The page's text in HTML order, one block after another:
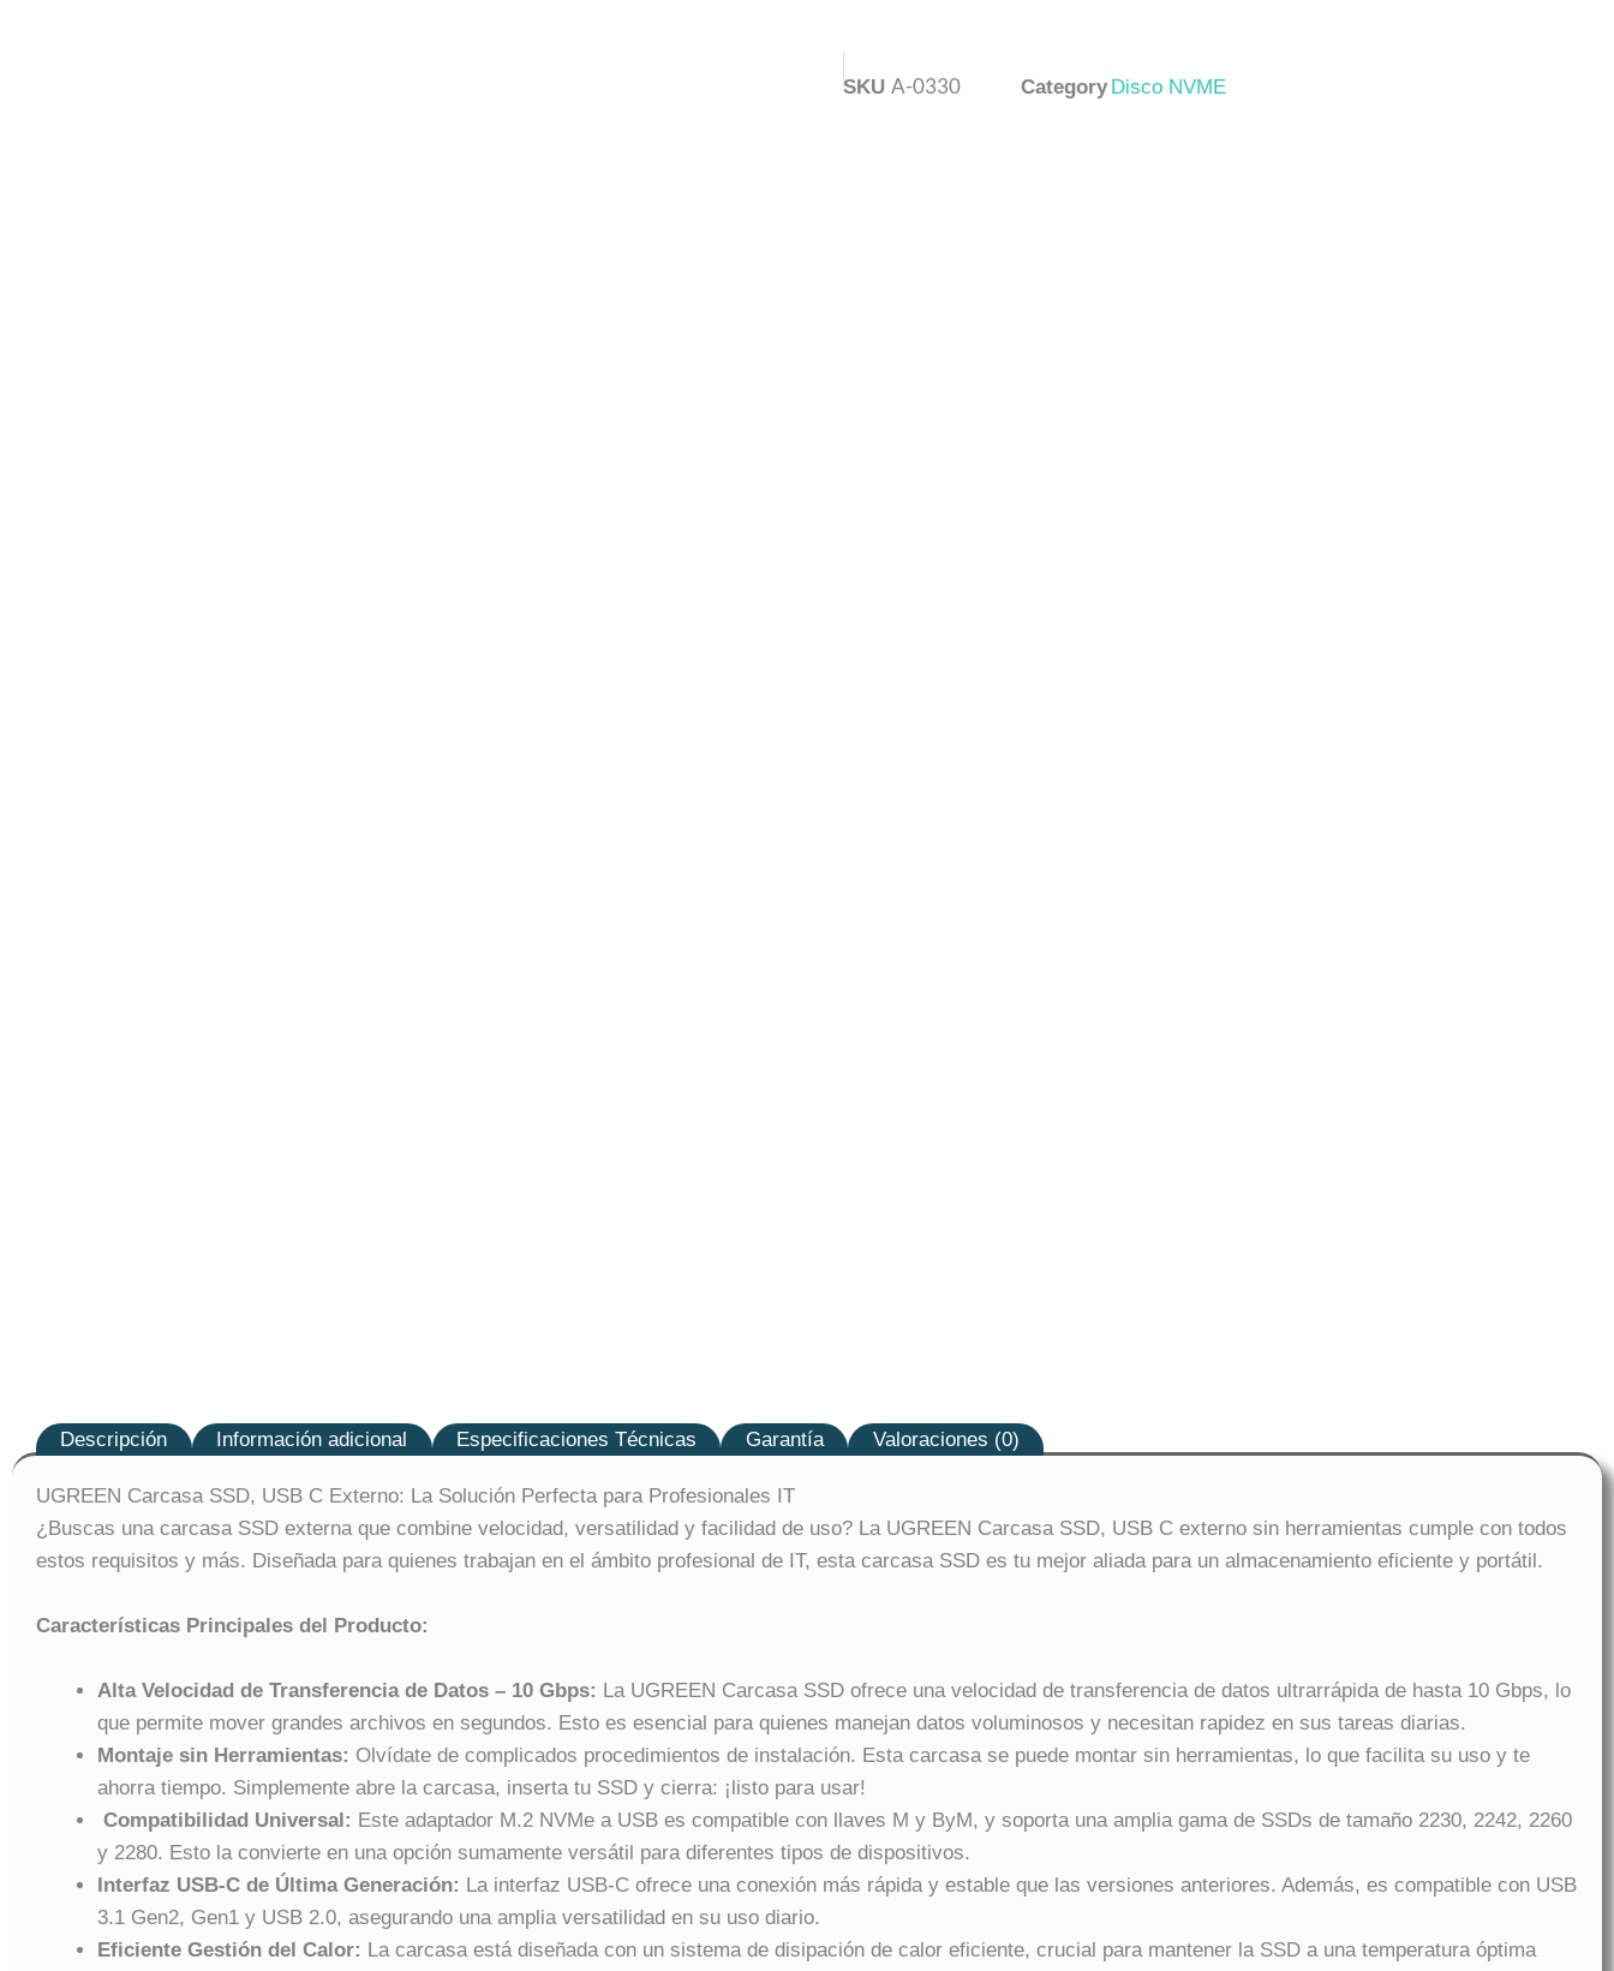
SKU A-0330 Category Disco NVME
Descripción Información adicional Especificaciones Técnicas Garantía Valoraciones (0)
UGREEN Carcasa SSD, USB C Externo: La Solución Perfecta para Profesionales IT
¿Buscas una carcasa SSD externa que combine velocidad, versatilidad y facilidad de uso? La UGREEN Carcasa SSD, USB C externo sin herramientas cumple con todos
estos requisitos y más. Diseñada para quienes trabajan en el ámbito profesional de IT, esta carcasa SSD es tu mejor aliada para un almacenamiento eficiente y portátil.
Características Principales del Producto:
Alta Velocidad de Transferencia de Datos – 10 Gbps: La UGREEN Carcasa SSD ofrece una velocidad de transferencia de datos ultrarrápida de hasta 10 Gbps, lo
que permite mover grandes archivos en segundos. Esto es esencial para quienes manejan datos voluminosos y necesitan rapidez en sus tareas diarias.
Montaje sin Herramientas: Olvídate de complicados procedimientos de instalación. Esta carcasa se puede montar sin herramientas, lo que facilita su uso y te
ahorra tiempo. Simplemente abre la carcasa, inserta tu SSD y cierra: ¡listo para usar!
Compatibilidad Universal: Este adaptador M.2 NVMe a USB es compatible con llaves M y ByM, y soporta una amplia gama de SSDs de tamaño 2230, 2242, 2260
y 2280. Esto la convierte en una opción sumamente versátil para diferentes tipos de dispositivos.
Interfaz USB-C de Última Generación: La interfaz USB-C ofrece una conexión más rápida y estable que las versiones anteriores. Además, es compatible con USB
3.1 Gen2, Gen1 y USB 2.0, asegurando una amplia versatilidad en su uso diario.
Eficiente Gestión del Calor: La carcasa está diseñada con un sistema de disipación de calor eficiente, crucial para mantener la SSD a una temperatura óptima